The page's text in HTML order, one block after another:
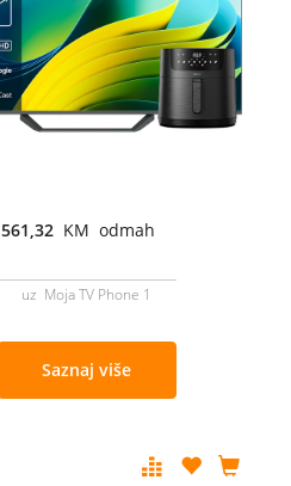
561,32 KM odmah
uz Moja TV Phone 1
Saznaj više